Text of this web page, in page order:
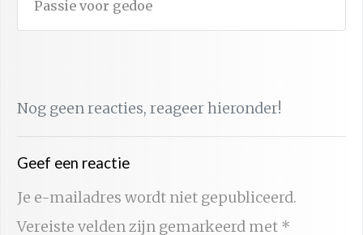
Passie voor gedoe
Nog geen reacties, reageer hieronder!
Geef een reactie
Je e-mailadres wordt niet gepubliceerd.
Vereiste velden zijn gemarkeerd met *